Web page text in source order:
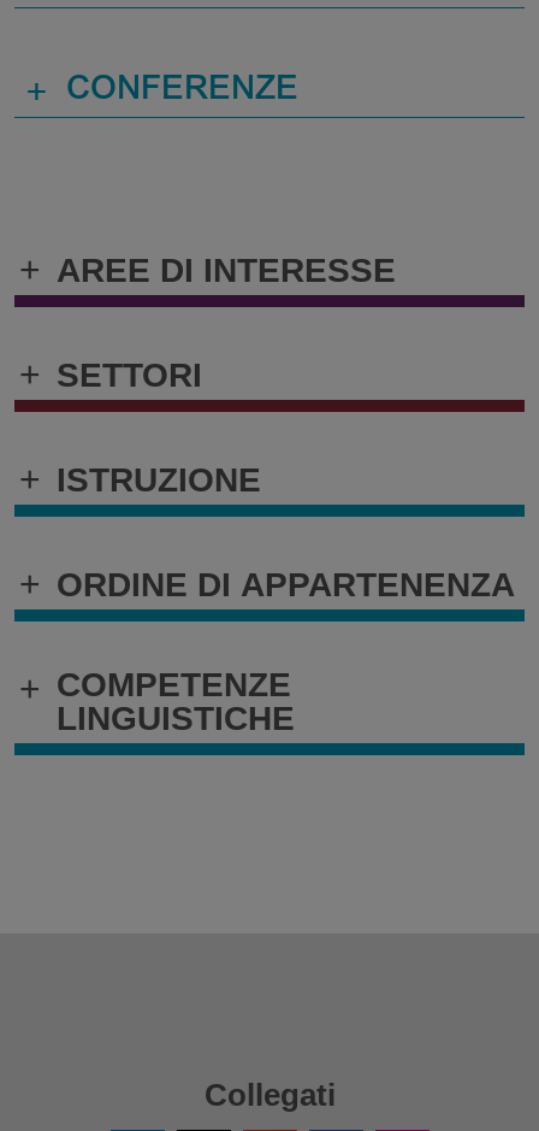
+ AREE DI INTERESSE
+ SETTORI
+ ISTRUZIONE
+ ORDINE DI APPARTENENZA
+ COMPETENZE
LINGUISTICHE
+ CONFERENZE
Collegati